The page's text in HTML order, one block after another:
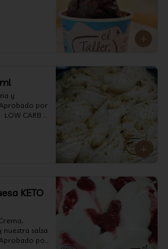
y
por
CARB
KETO
nuestra salsa
por